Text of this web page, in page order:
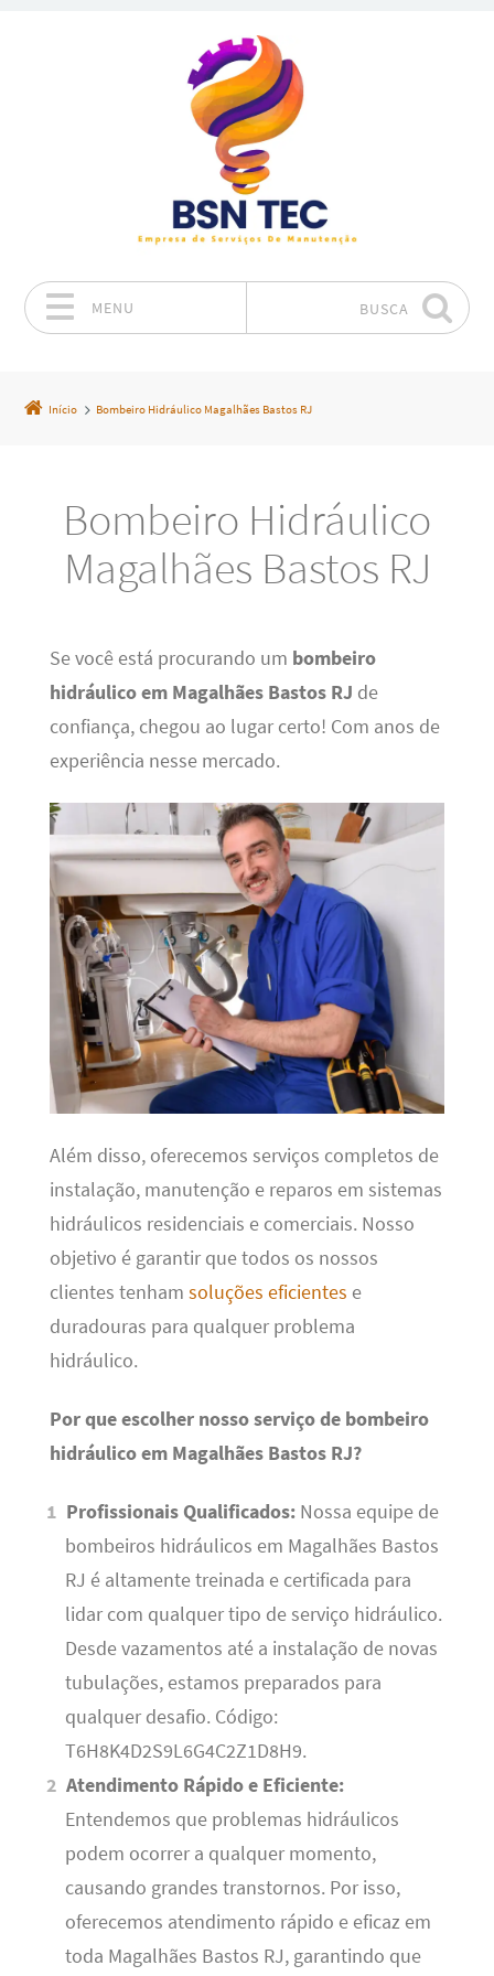
MENU BUSCA
Início Bombeiro Hidráulico Magalhães Bastos RJ
Bombeiro Hidráulico
Magalhães Bastos RJ
Se você está procurando um bombeiro
hidráulico em Magalhães Bastos RJ de
confiança, chegou ao lugar certo! Com anos de
experiência nesse mercado.
Além disso, oferecemos serviços completos de
instalação, manutenção e reparos em sistemas
hidráulicos residenciais e comerciais. Nosso
objetivo é garantir que todos os nossos
clientes tenham soluções eficientes e
duradouras para qualquer problema
hidráulico.
Por que escolher nosso serviço de bombeiro
hidráulico em Magalhães Bastos RJ?
Profissionais Qualificados: Nossa equipe de
bombeiros hidráulicos em Magalhães Bastos
RJ é altamente treinada e certificada para
lidar com qualquer tipo de serviço hidráulico.
Desde vazamentos até a instalação de novas
tubulações, estamos preparados para
qualquer desafio. Código:
T6H8K4D2S9L6G4C2Z1D8H9.
Atendimento Rápido e Eficiente:
Entendemos que problemas hidráulicos
podem ocorrer a qualquer momento,
causando grandes transtornos. Por isso,
oferecemos atendimento rápido e eficaz em
toda Magalhães Bastos RJ, garantindo que